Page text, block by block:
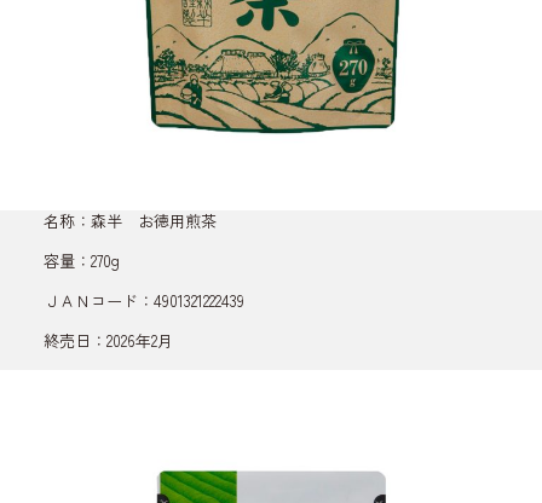
名称：森半 お徳用煎茶
容量：270g
ＪＡＮコード：4901321222439
終売日：2026年2月